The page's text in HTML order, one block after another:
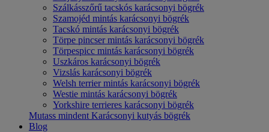
Szálkásszőrű tacskós karácsonyi bögrék
Szamojéd mintás karácsonyi bögrék
Tacskó mintás karácsonyi bögrék
Törpe pincser mintás karácsonyi bögrék
Törpespicc mintás karácsonyi bögrék
Uszkáros karácsonyi bögrék
Vizslás karácsonyi bögrék
Welsh terrier mintás karácsonyi bögrék
Westie mintás karácsonyi bögrék
Yorkshire terrieres karácsonyi bögrék
Mutass mindent Karácsonyi kutyás bögrék
Blog